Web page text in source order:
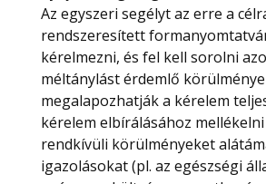
Az egyszeri segélyt az erre a
rendszeresített
kérelmezni, és fel kell sorolni
méltánylást érdemlő
megalapozhatják a kérelem
kérelem elbírálásához
rendkívüli körülményeket
igazolásokat (pl. az egészségi